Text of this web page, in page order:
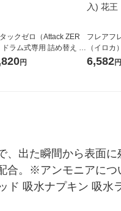
ックゼロ（Attack ZER
ドラム式専用 詰め替え メ
ャンボ 2300g 1セット
円
フレアフ
（イロカ
ーの香り
6,582円
出た瞬間から表面に
合。※アンモニアにつ
ド 吸水ナプキン 吸水